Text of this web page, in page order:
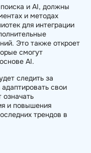
и AI, должны
и методах
для интеграции
Это также откроет
смогут
AI.
следить за
свои
и повышения
трендов в